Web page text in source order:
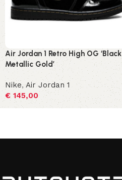
Air Jordan 1 Retro High OG ‘Black
Metallic Gold’
Nike,Air Jordan 1
€145,00
Opties selecteren